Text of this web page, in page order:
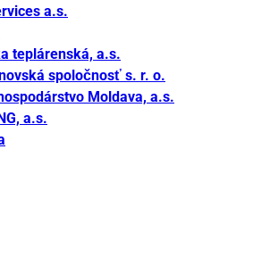
a.s.
teplárenská, a.s.
spoločnosť s. r. o.
Moldava, a.s.
a.s.